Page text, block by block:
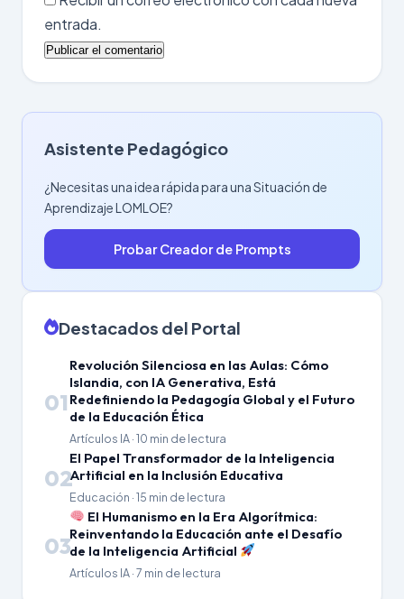
entrada.
Asistente Pedagógico
¿Necesitas una idea rápida para una Situación de
Aprendizaje LOMLOE?
Probar Creador de Prompts
Destacados del Portal
01
Revolución Silenciosa en las Aulas: Cómo
Islandia, con IA Generativa, Está
Redefiniendo la Pedagogía Global y el Futuro
de la Educación Ética
Artículos IA · 10 min de lectura
02
El Papel Transformador de la Inteligencia
Artificial en la Inclusión Educativa
Educación · 15 min de lectura
03
El Humanismo en la Era Algorítmica:
Reinventando la Educación ante el Desafío
de la Inteligencia Artificial
Artículos IA · 7 min de lectura